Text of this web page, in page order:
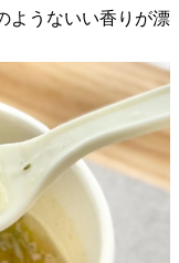
ようないい香りが漂